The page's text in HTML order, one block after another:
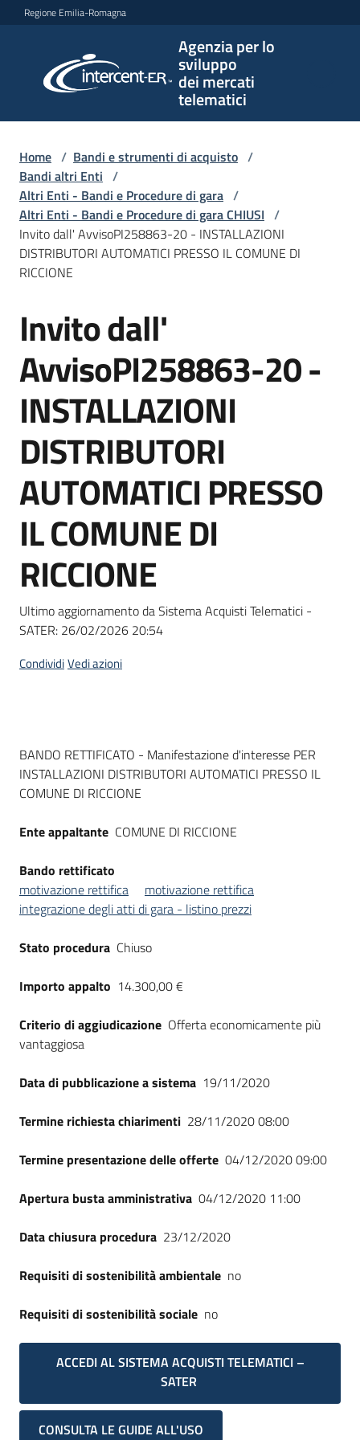
Vai al contenuto
Vai alla navigazione
Vai al footer
Regione Emilia-Romagna
Agenzia per lo
sviluppo
dei mercati
telematici
per lo
sviluppo
telematici
L'Agenzia
e
strumenti
acquisto
Supporto
Piattaforme
telematiche
English
site
su
Home / Bandi e strumenti di acquisto /
Bandi altri Enti /
Altri Enti - Bandi e Procedure di gara /
Altri Enti - Bandi e Procedure di gara CHIUSI /
Invito dall' AvvisoPI258863-20 - INSTALLAZIONI
DISTRIBUTORI AUTOMATICI PRESSO IL COMUNE DI
RICCIONE
Salta al contenuto
Invito dall'
AvvisoPI258863-20 -
INSTALLAZIONI
DISTRIBUTORI
AUTOMATICI PRESSO
IL COMUNE DI
RICCIONE
Ultimo aggiornamento da Sistema Acquisti Telematici -
SATER: 26/02/2026 20:54
CondividiVedi azioni
Dati del bando
BANDO RETTIFICATO - Manifestazione d'interesse PER
INSTALLAZIONI DISTRIBUTORI AUTOMATICI PRESSO IL
COMUNE DI RICCIONE
Ente appaltante COMUNE DI RICCIONE
Bando rettificato
motivazione rettifica
motivazione rettifica
integrazione degli atti di gara - listino prezzi
Stato procedura Chiuso
Importo appalto 14.300,00 €
Criterio di aggiudicazione Offerta economicamente più
vantaggiosa
Data di pubblicazione a sistema 19/11/2020
Termine richiesta chiarimenti 28/11/2020 08:00
Termine presentazione delle offerte 04/12/2020 09:00
Apertura busta amministrativa 04/12/2020 11:00
Data chiusura procedura 23/12/2020
Requisiti di sostenibilità ambientale no
Requisiti di sostenibilità sociale no
ACCEDI AL SISTEMA ACQUISTI TELEMATICI –
SATER
CONSULTA LE GUIDE ALL'USO